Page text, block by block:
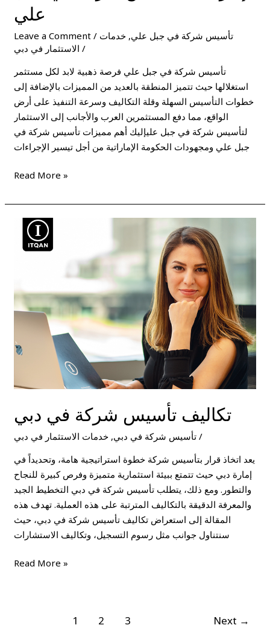
Leave a Comment / تأسيس شركة في جبل علي, خدمات
الاستثمار في دبي /
تأسيس شركة في جبل علي فرصة ذهبية لابد لكل مستثمر
استغلالها حيث تتميز المنطقة بالعديد من المميزات بالإضافة إلى
خطوات التأسيس السهلة وقلة التكاليف وسرعة التنفيذ على أرض
الواقع، مما دفع المستثمرين العرب والأجانب إلى الاستثمار
لتأسيس شركة في جبل عليإليك أهم مميزات تأسيس شركة في
جبل علي ومجهودات الحكومة الإماراتية من أجل تيسير الإجراءات
Read More »
تكاليف تأسيس شركة في دبي
تأسيس شركة في دبي, خدمات الاستثمار في دبي
/
يعد اتخاذ قرار بتأسيس شركة خطوة استراتيجية هامة، وتحديداً في
إمارة دبي حيث تتمتع ببيئة استثمارية متميزة وفرص كبيرة للنجاح
والتطور. ومع ذلك، يتطلب تأسيس شركة في دبي التخطيط الجيد
والمعرفة الدقيقة بالتكاليف المترتبة على هذه العملية. تهدف هذه
المقالة إلى استعراض تكاليف تأسيس شركة في دبي، حيث
سنتناول جوانب مثل رسوم التسجيل، وتكاليف الاستشارات
تكاليف
تأسيس
شركة
Read More »
1 2 3 Next →